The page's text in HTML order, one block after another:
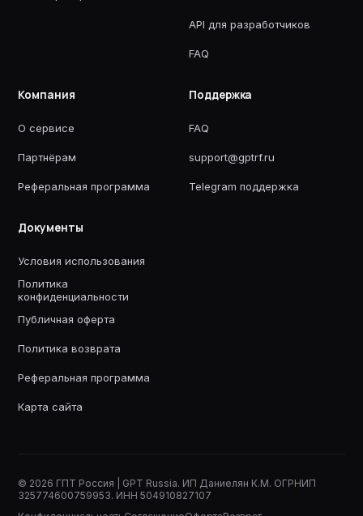
API для разработчиков
FAQ
Компания
О сервисе
Партнёрам
Реферальная программа
Поддержка
FAQ
support@gptrf.ru
Telegram поддержка
Документы
Условия использования
Политика
конфиденциальности
Публичная оферта
Политика возврата
Реферальная программа
Карта сайта
© 2026 ГПТ Россия | GPT Russia. ИП Даниелян К.М. ОГРНИП
325774600759953. ИНН 504910827107